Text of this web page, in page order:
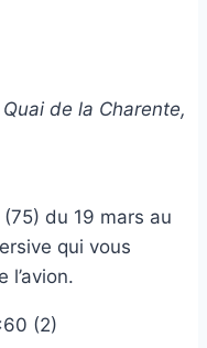
Quai de la Charente,
du 19 mars au
qui vous
l’avion.